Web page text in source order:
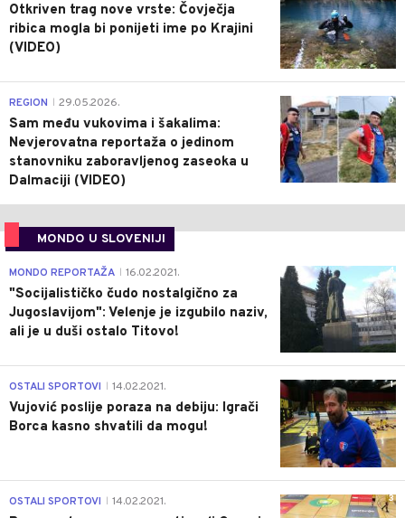
Otkriven trag nove vrste: Čovječja
ribica mogla bi ponijeti ime po Krajini
(VIDEO)
0
REGION 29.05.2026.
Sam među vukovima i šakalima:
Nevjerovatna reportaža o jedinom
stanovniku zaboravljenog zaseoka u
Dalmaciji (VIDEO)
MONDO U SLOVENIJI
4
MONDO REPORTAŽA 16.02.2021.
"Socijalističko čudo nostalgično za
Jugoslavijom": Velenje je izgubilo naziv,
ali je u duši ostalo Titovo!
1
OSTALI SPORTOVI 14.02.2021.
Vujović poslije poraza na debiju: Igrači
Borca kasno shvatili da mogu!
3
OSTALI SPORTOVI 14.02.2021.